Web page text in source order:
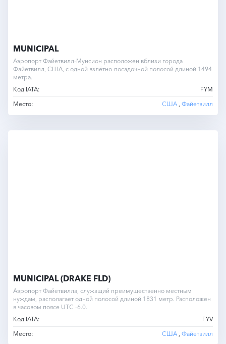
MUNICIPAL
Аэропорт Файетвилл-Мунсион расположен вблизи города
Файетвилл, США, с одной взлётно-посадочной полосой длиной 1494
метра.
Код IATA:
FYM
Место:
США , Файетвилл
MUNICIPAL (DRAKE FLD)
Аэропорт Файетвилла, служащий преимущественно местным
нуждам, располагает одной полосой длиной 1831 метр. Расположен
в часовом поясе UTC -6.0.
Код IATA:
FYV
Место:
США Файетвилл